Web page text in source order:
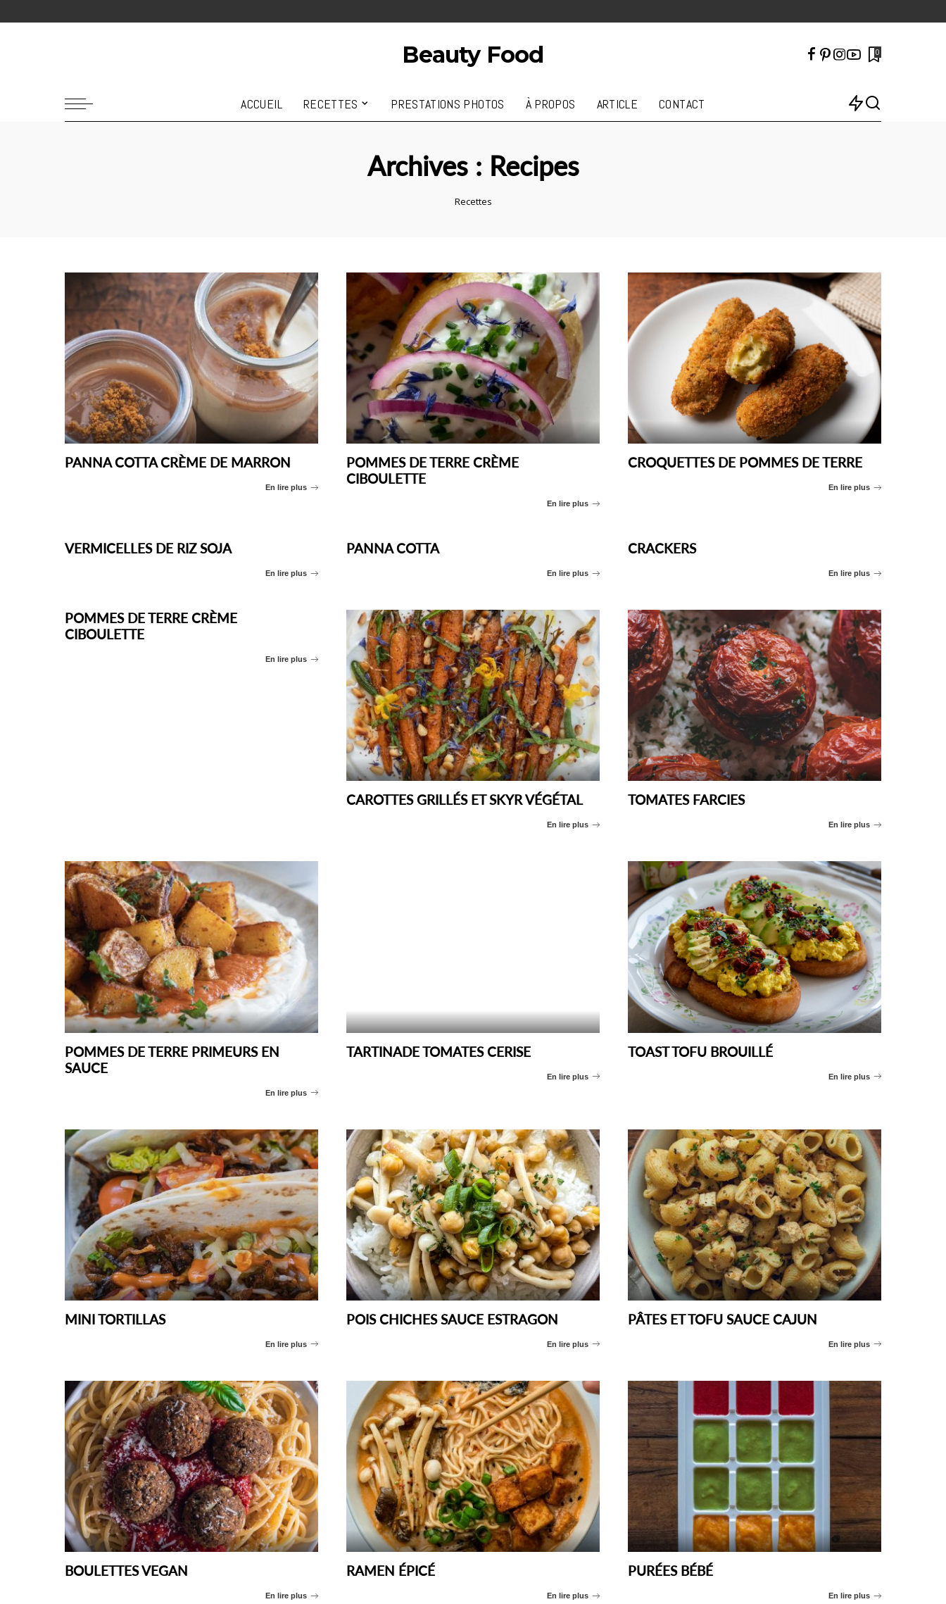
Beauty Food 0
ACCUEIL RECETTES PRESTATIONS PHOTOS À PROPOS ARTICLE CONTACT
Archives : Recipes
Recettes
PANNA COTTA CRÈME DE MARRON
En lire plus
POMMES DE TERRE CRÈME
CIBOULETTE
En lire plus
CROQUETTES DE POMMES DE TERRE
En lire plus
VERMICELLES DE RIZ SOJA
En lire plus
PANNA COTTA
En lire plus
CRACKERS
En lire plus
POMMES DE TERRE CRÈME
CIBOULETTE
En lire plus
CAROTTES GRILLÉS ET SKYR VÉGÉTAL
En lire plus
TOMATES FARCIES
En lire plus
POMMES DE TERRE PRIMEURS EN
SAUCE
En lire plus
TARTINADE TOMATES CERISE
En lire plus
TOAST TOFU BROUILLÉ
En lire plus
MINI TORTILLAS
En lire plus
POIS CHICHES SAUCE ESTRAGON
En lire plus
PÂTES ET TOFU SAUCE CAJUN
En lire plus
BOULETTES VEGAN
En lire plus
RAMEN ÉPICÉ
En lire plus
PURÉES BÉBÉ
En lire plus